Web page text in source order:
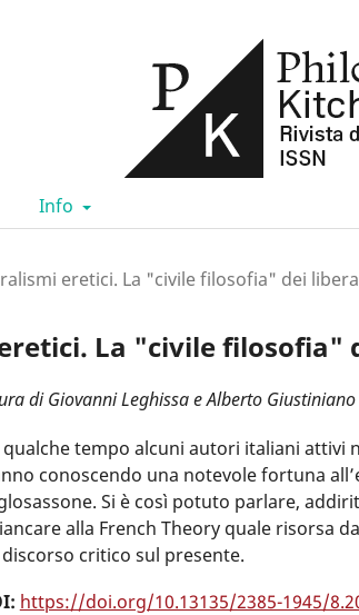
Info
eretici. La "civile filosofia" dei
La "civile
di Giovanni Leghissa e Alberto Giustiniano
qualche tempo alcuni autori italiani attivi
conoscendo una notevole fortuna
Si è così potuto parlare,
alla French Theory quale risorsa
critico sul presente.
https://doi.org/10.13135/2385-1945/